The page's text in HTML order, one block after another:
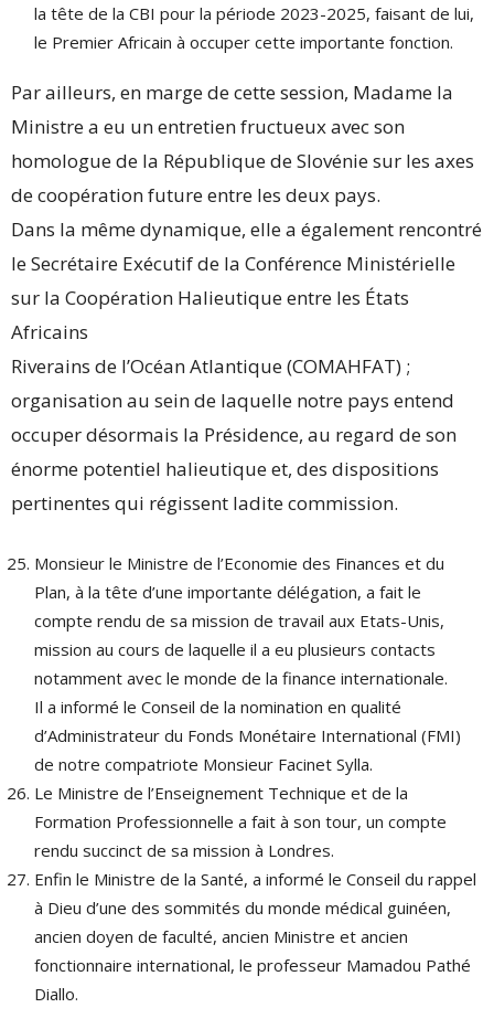
la tête de la CBI pour la période 2023-2025, faisant de lui,
le Premier Africain à occuper cette importante fonction.
Par ailleurs, en marge de cette session, Madame la
Ministre a eu un entretien fructueux avec son
homologue de la République de Slovénie sur les axes
de coopération future entre les deux pays.
Dans la même dynamique, elle a également rencontré
le Secrétaire Exécutif de la Conférence Ministérielle
sur la Coopération Halieutique entre les États
Africains
Riverains de l’Océan Atlantique (COMAHFAT) ;
organisation au sein de laquelle notre pays entend
occuper désormais la Présidence, au regard de son
énorme potentiel halieutique et, des dispositions
pertinentes qui régissent ladite commission.
Monsieur le Ministre de l’Economie des Finances et du
Plan, à la tête d’une importante délégation, a fait le
compte rendu de sa mission de travail aux Etats-Unis,
mission au cours de laquelle il a eu plusieurs contacts
notamment avec le monde de la finance internationale.
Il a informé le Conseil de la nomination en qualité
d’Administrateur du Fonds Monétaire International (FMI)
de notre compatriote Monsieur Facinet Sylla.
Le Ministre de l’Enseignement Technique et de la
Formation Professionnelle a fait à son tour, un compte
rendu succinct de sa mission à Londres.
Enfin le Ministre de la Santé, a informé le Conseil du rappel
à Dieu d’une des sommités du monde médical guinéen,
ancien doyen de faculté, ancien Ministre et ancien
fonctionnaire international, le professeur Mamadou Pathé
Diallo.